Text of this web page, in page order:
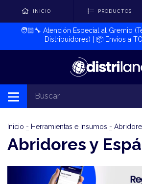
INICIO PRODUCTOS
🧑🏻‍🔧​ Atención Especial al Gremio
Distribuidores) | 📦​ Envíos a
Inicio - Herramientas e Insumos -
Abridores y